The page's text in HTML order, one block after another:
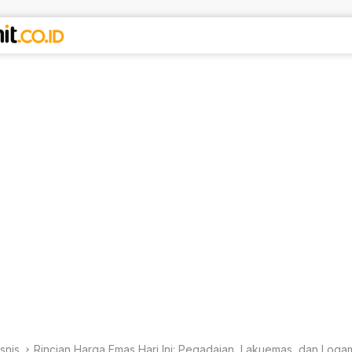
Rincian Harga Emas Hari Ini: Pegadaian, Lakuemas, dan